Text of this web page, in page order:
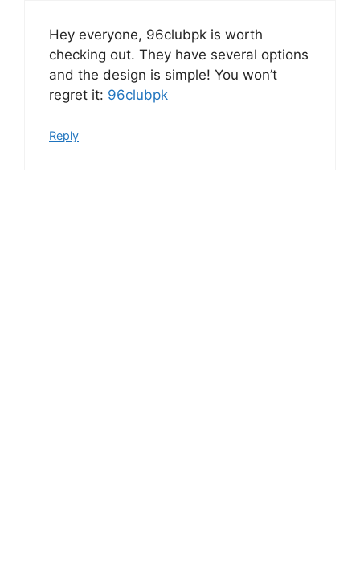
Hey everyone, 96clubpk is worth
checking out. They have several options
and the design is simple! You won’t
regret it: 96clubpk
Reply